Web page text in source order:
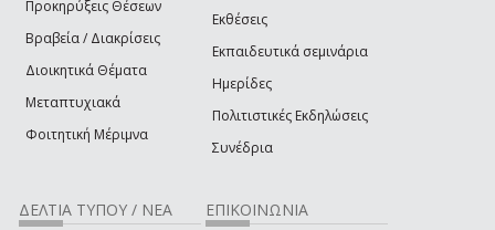
Προκηρύξεις Θέσεων
Βραβεία / Διακρίσεις
Διοικητικά Θέματα
Μεταπτυχιακά
Φοιτητική Μέριμνα
Εκθέσεις
Εκπαιδευτικά σεμινάρια
Ημερίδες
Πολιτιστικές Εκδηλώσεις
Συνέδρια
ΔΕΛΤΙΑ ΤΥΠΟΥ / ΝΕΑ ΕΠΙΚΟΙΝΩΝΙΑ